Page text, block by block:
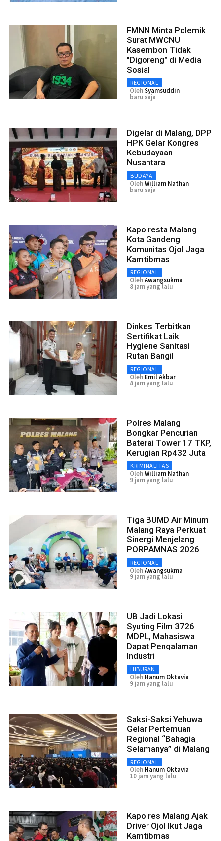
FMNN Minta Polemik
Surat MWCNU
Kasembon Tidak
"Digoreng" di Media
Sosial
REGIONAL
OlehSyamsuddin
baru saja
Digelar di Malang, DPP
HPK Gelar Kongres
Kebudayaan
Nusantara
BUDAYA
OlehWilliam Nathan
baru saja
Kapolresta Malang
Kota Gandeng
Komunitas Ojol Jaga
Kamtibmas
REGIONAL
OlehAwangsukma
8 jam yang lalu
Dinkes Terbitkan
Sertifikat Laik
Hygiene Sanitasi
Rutan Bangil
REGIONAL
Oleh Emil Akbar
8 jam yang lalu
Polres Malang
Bongkar Pencurian
Baterai Tower 17 TKP,
Kerugian Rp432 Juta
KRIMINALITAS
OlehWilliam Nathan
9 jam yang lalu
Tiga BUMD Air Minum
Malang Raya Perkuat
Sinergi Menjelang
PORPAMNAS 2026
REGIONAL
OlehAwangsukma
9 jam yang lalu
UB Jadi Lokasi
Syuting Film 3726
MDPL, Mahasiswa
Dapat Pengalaman
Industri
HIBURAN
Oleh Hanum Oktavia
9 jam yang lalu
Saksi-Saksi Yehuwa
Gelar Pertemuan
Regional “Bahagia
Selamanya” di Malang
REGIONAL
Oleh Hanum Oktavia
10 jam yang lalu
Kapolres Malang Ajak
Driver Ojol Ikut Jaga
Kamtibmas